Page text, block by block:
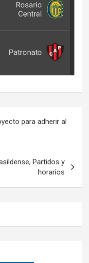
para adherir al
Partidos y
horarios